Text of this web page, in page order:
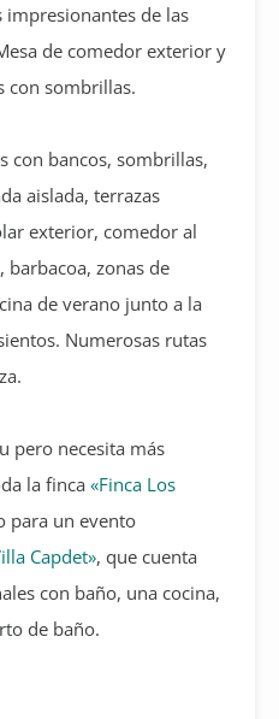
impresionantes de las
de comedor exterior y
con sombrillas.
con bancos, sombrillas,
aislada, terrazas
exterior, comedor al
zonas de
de verano junto a la
Numerosas rutas
pero necesita más
la finca «Finca Los
para un evento
Capdet», que cuenta
con baño, una cocina,
de baño.